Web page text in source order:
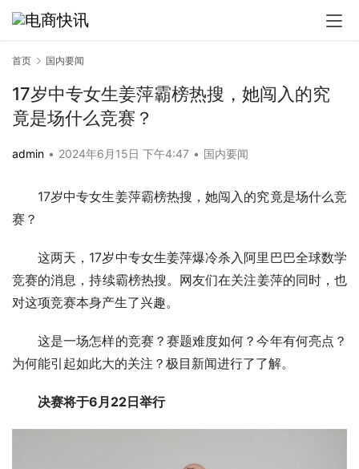
首页 国内要闻
17岁中专女生姜萍霸榜热搜，她闯入的究
竟是场什么竞赛？
admin • 2024年6月15日 下午4:47 • 国内要闻
17岁中专女生姜萍霸榜热搜，她闯入的究竟是场什么竞
赛？
这两天，17岁中专女生姜萍爆冷杀入阿里巴巴全球数学
竞赛的消息，持续霸榜热搜。网友们在关注姜萍的同时，也
对这项竞赛本身产生了兴趣。
这是一场怎样的竞赛？赛题难度如何？今年有何亮点？
为何能引起如此大的关注？极目新闻进行了了解。
决赛将于6月22日举行